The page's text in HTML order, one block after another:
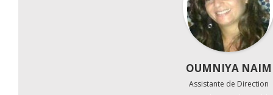
OUMNIYA NAIM
Assistante de Direction